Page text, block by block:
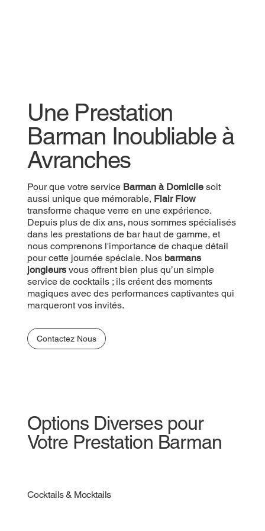
Une Prestation
Barman Inoubliable à
Avranches
Pour que votre Prestation Barmansoit aussi
unique que mémorable,Flair Flowtransforme
chaque verre en une expérience. Depuis plus de
dix ans, nous sommes spécialisés dans les
prestations de bar haut de gamme, et nous
comprenons l'importance de chaque détail pour
cette journée spéciale. Nos barmans jongleurs
vous offrent bien plus qu’un simple service de
cocktails ; ils créent des moments magiques avec
des performances captivantes qui marqueront vos
invités.
Contactez Nous
Une Prestation
Barman Inoubliable à
Avranches
Pour que votre service Barman à Domicilesoit
aussi unique que mémorable, Flair Flow
transforme chaque verre en une expérience.
Depuis plus de dix ans, nous sommes spécialisés
dans les prestations de bar haut de gamme, et
nous comprenons l'importance de chaque détail
pour cette journée spéciale. Nos barmans
jongleursvous offrent bien plus qu’un simple
service de cocktails ; ils créent des moments
magiques avec des performances captivantes qui
marqueront vos invités.
Contactez Nous
Options Diverses pour
Votre Prestation Barman
Cocktails & Mocktails